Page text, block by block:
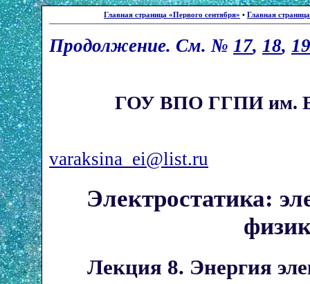
Главная страница «Первого сентября» • Главная
Продолжение. См. № 17, 18, 19
ГОУ ВПО ГГПИ им.
varaksina_ei@list.ru
Электростатика:
Лекция 8. Энергия